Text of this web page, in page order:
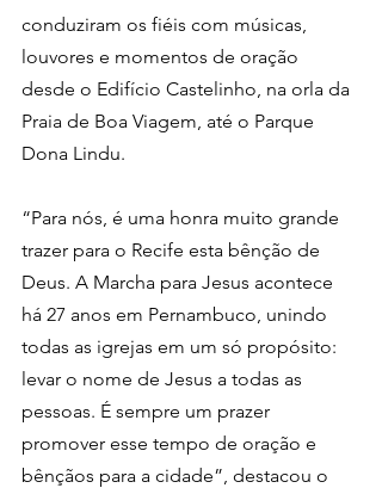
conduziram os fiéis com músicas,
louvores e momentos de oração
desde o Edifício Castelinho, na orla da
Praia de Boa Viagem, até o Parque
Dona Lindu.
“Para nós, é uma honra muito grande
trazer para o Recife esta bênção de
Deus. A Marcha para Jesus acontece
há 27 anos em Pernambuco, unindo
todas as igrejas em um só propósito:
levar o nome de Jesus a todas as
pessoas. É sempre um prazer
promover esse tempo de oração e
bênçãos para a cidade”, destacou o